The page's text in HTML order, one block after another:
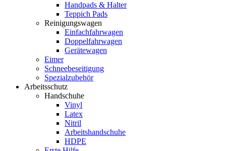
Handpads & Halter
Teppich Pads
Reinigungswagen
Einfachfahrwagen
Doppelfahrwagen
Gerätewagen
Eimer
Schneebeseitigung
Spezialzubehör
Arbeitsschutz
Handschuhe
Vinyl
Latex
Nitril
Arbeitshandschuhe
HDPE